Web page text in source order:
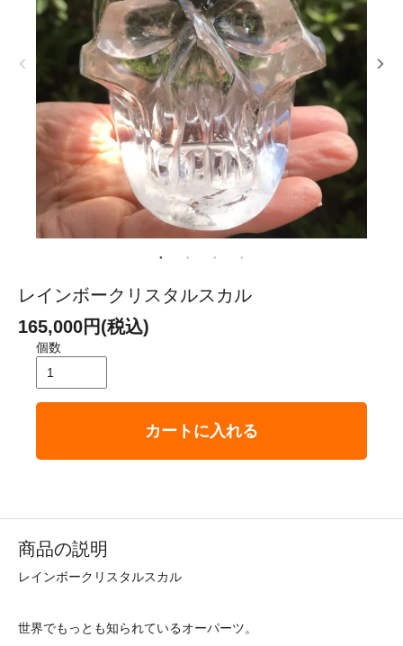
レインボークリスタルスカル
165,000円(税込)
個数
カートに入れる
商品の説明
レインボークリスタルスカル
世界でもっとも知られているオーパーツ。